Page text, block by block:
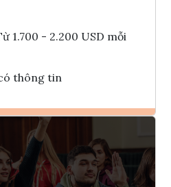
1.700 - 2.200 USD mỗi
thông tin
Ghi danh
Tham vấn Interlink